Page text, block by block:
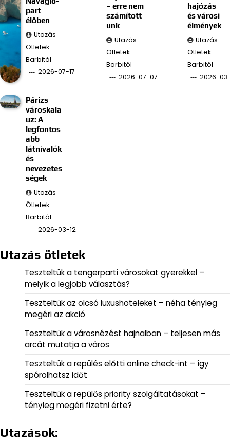
part
élőben
Utazás
Ötletek
Barbitól
2026-07-17
– erre nem
számított
unk
Utazás
Ötletek
Barbitól
2026-07-07
hajózás
és városi
élmények
Utazás
Ötletek
Barbitól
2026-
Párizs
városkala
uz: A
legfontos
abb
látnivalók
és
nevezetes
ségek
Utazás
Ötletek
Barbitól
2026-03-12
Utazás ötletek
Teszteltük a tengerparti városokat gyerekkel –
melyik a legjobb választás?
Teszteltük az olcsó luxushoteleket – néha tényleg
megéri az akció
Teszteltük a városnézést hajnalban – teljesen más
arcát mutatja a város
Teszteltük a repülés előtti online check-int – így
spórolhatsz időt
Teszteltük a repülős priority szolgáltatásokat –
tényleg megéri fizetni érte?
Utazások: